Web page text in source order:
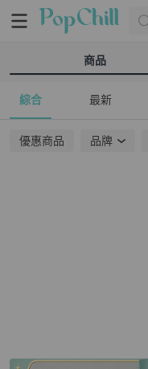
商品
綜合 最新
優惠商品 品牌